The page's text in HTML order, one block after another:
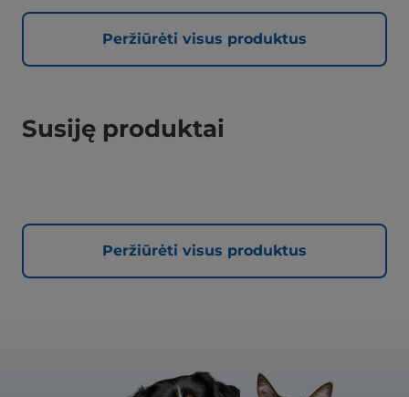
Peržiūrėti visus produktus
Susiję produktai
Peržiūrėti visus produktus